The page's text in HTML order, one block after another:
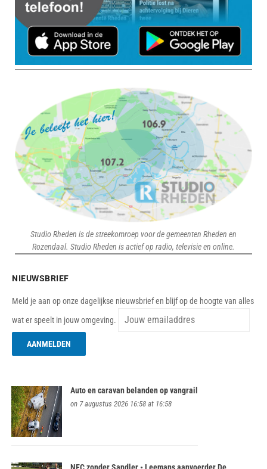
Studio Rheden is de streekomroep voor de gemeenten Rheden en
Rozendaal. Studio Rheden is actief op radio, televisie en online.
NIEUWSBRIEF
Meld je aan op onze dagelijkse nieuwsbrief en blijf op de hoogte van alles
wat er speelt in jouw omgeving.
Auto en caravan belanden op vangrail
on 7 augustus 2026 16:58 at 16:58